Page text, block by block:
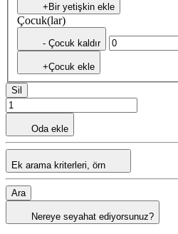
+Bir yetişkin ekle
Çocuk(lar)
- Çocuk kaldır
+Çocuk ekle
Sil
Oda ekle
Ek arama kriterleri, örn
Ara
Nereye seyahat ediyorsunuz?